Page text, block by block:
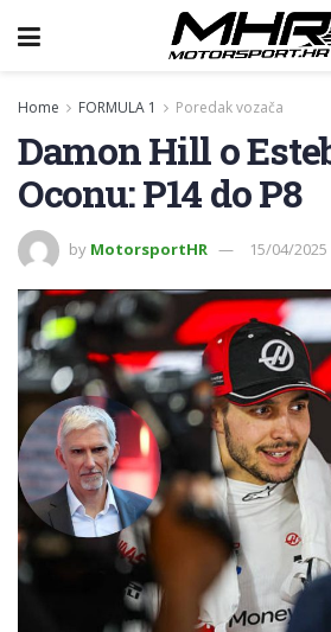
Home FORMULA 1 Poredak vozača
Damon Hill o
Oconu: P14 do P8
by MotorsportHR 15/04/2025